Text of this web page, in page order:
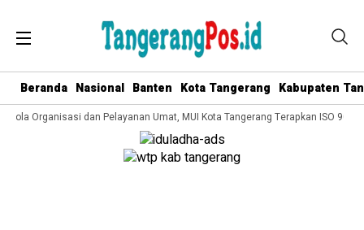
Beranda Nasional Banten Kota Tangerang Kabupaten
Organisasi dan Pelayanan Umat, MUI Kota Tangerang Terapkan ISO